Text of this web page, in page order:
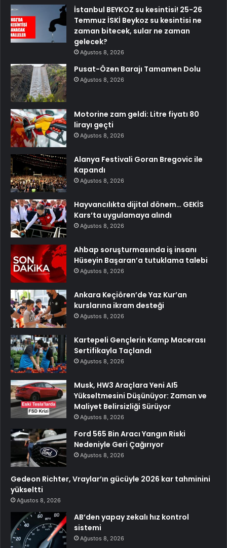
İstanbul BEYKOZ su kesintisi! 25-26
Temmuz İSKİ Beykoz su kesintisi ne
zaman bitecek, sular ne zaman
gelecek?
Ağustos 8, 2026
Pusat-Özen Barajı Tamamen Dolu
Ağustos 8, 2026
Motorine zam geldi: Litre fiyatı 80
lirayı geçti
Ağustos 8, 2026
Alanya Festivali Goran Bregovic ile
Kapandı
Ağustos 8, 2026
Hayvancılıkta dijital dönem… GEKİS
Kars’ta uygulamaya alındı
Ağustos 8, 2026
Ahbap soruşturmasında iş insanı
Hüseyin Başaran’a tutuklama talebi
Ağustos 8, 2026
Ankara Keçiören’de Yaz Kur’an
kurslarına ikram desteği
Ağustos 8, 2026
Kartepeli Gençlerin Kamp Macerası
Sertifikayla Taçlandı
Ağustos 8, 2026
Musk, HW3 Araçlara Yeni AI5
Yükseltmesini Düşünüyor: Zaman ve
Maliyet Belirsizliği Sürüyor
Ağustos 8, 2026
Ford 565 Bin Aracı Yangın Riski
Nedeniyle Geri Çağırıyor
Ağustos 8, 2026
Gedeon Richter, Vraylar’ın gücüyle 2026 kar tahminini
yükseltti
Ağustos 8, 2026
AB’den yapay zekalı hız kontrol
sistemi
Ağustos 8, 2026